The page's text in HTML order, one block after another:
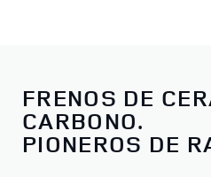
FRENOS DE
CARBONO.
PIONEROS DE